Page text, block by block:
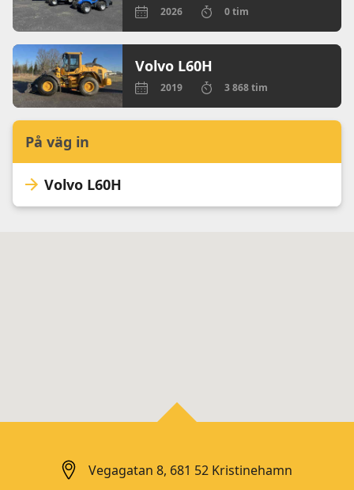
2026 0 tim
Volvo L60H
2019 3 868 tim
På väg in
Volvo L60H
Vegagatan 8, 681 52 Kristinehamn